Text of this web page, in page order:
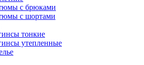
с брюками
с шортами
тонкие
утепленные